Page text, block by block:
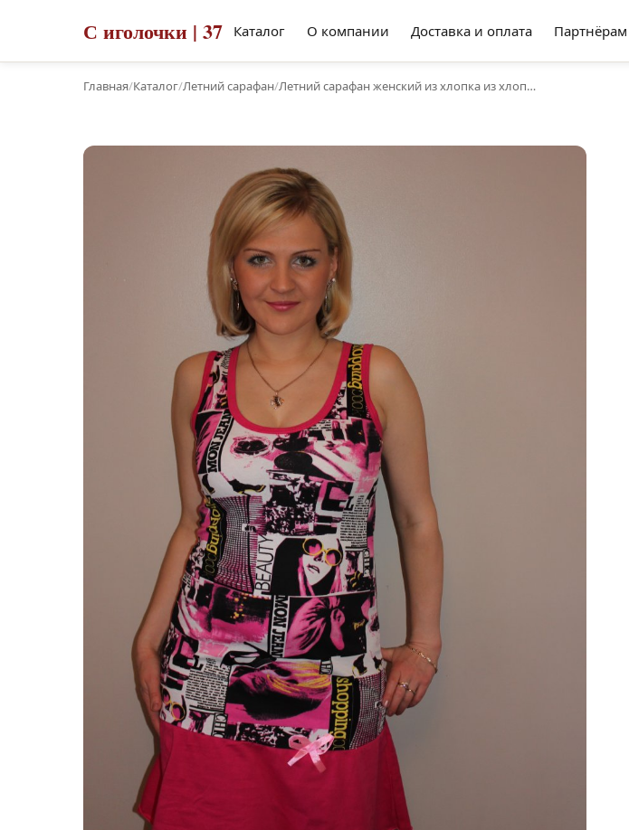
С иголочки | 37 Каталог О компании Доставка и оплата Партнёрам
Главная/Каталог/Летний сарафан/Летний сарафан женский из хлопка из хлоп…